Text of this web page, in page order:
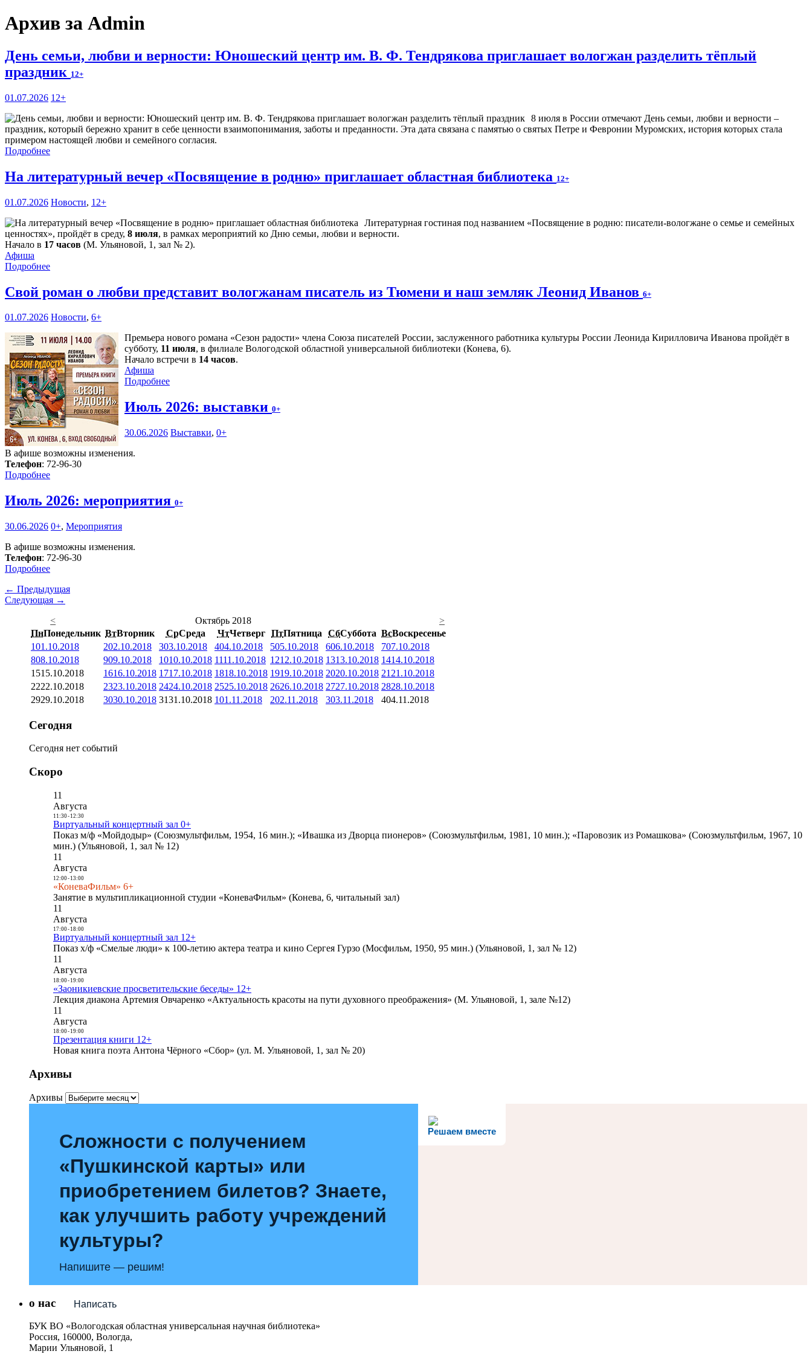
Архив за Admin
День семьи, любви и верности: Юношеский центр им. В. Ф. Тендрякова приглашает вологжан разделить тёплый
праздник 12+
01.07.2026 12+
8 июля в России отмечают День семьи, любви и верности –
праздник, который бережно хранит в себе ценности взаимопонимания, заботы и преданности. Эта дата связана с памятью о святых Петре и Февронии Муромских, история которых стала
примером настоящей любви и семейного согласия.
Подробнее
На литературный вечер «Посвящение в родню» приглашает областная библиотека 12+
01.07.2026 Новости, 12+
Литературная гостиная под названием «Посвящение в родню: писатели-вологжане о семье и семейных
ценностях», пройдёт в среду, 8 июля, в рамках мероприятий ко Дню семьи, любви и верности.
Начало в 17 часов (М. Ульяновой, 1, зал № 2).
Афиша
Подробнее
Свой роман о любви представит вологжанам писатель из Тюмени и наш земляк Леонид Иванов 6+
01.07.2026 Новости, 6+
Премьера нового романа «Сезон радости» члена Союза писателей России, заслуженного работника культуры России Леонида Кирилловича Иванова пройдёт в
субботу, 11 июля, в филиале Вологодской областной универсальной библиотеки (Конева, 6).
Начало встречи в 14 часов.
Афиша
Подробнее
Июль 2026: выставки 0+
30.06.2026 Выставки, 0+
В афише возможны изменения.
Телефон: 72-96-30
Подробнее
Июль 2026: мероприятия 0+
30.06.2026 0+, Мероприятия
В афише возможны изменения.
Телефон: 72-96-30
Подробнее
← Предыдущая
Следующая →
<
Октябрь 2018
>
ПнПонедельник ВтВторник СрСреда ЧтЧетверг ПтПятница СбСуббота ВсВоскресенье
101.10.2018 202.10.2018 303.10.2018 404.10.2018 505.10.2018 606.10.2018 707.10.2018
808.10.2018 909.10.2018 1010.10.2018 1111.10.2018 1212.10.2018 1313.10.2018 1414.10.2018
1515.10.2018 1616.10.2018 1717.10.2018 1818.10.2018 1919.10.2018 2020.10.2018 21 21.10.2018
2222.10.2018 2323.10.2018 2424.10.2018 2525.10.2018 2626.10.2018 2727.10.2018 2828.10.2018
2929.10.2018 3030.10.2018 3131.10.2018 101.11.2018 202.11.2018 303.11.2018 404.11.2018
Сегодня
Сегодня нет событий
Скоро
11
Августа
11:30- 12:30
Виртуальный концертный зал 0+
Показ м/ф «Мойдодыр» (Союзмультфильм, 1954, 16 мин.); «Ивашка из Дворца пионеров» (Союзмультфильм, 1981, 10 мин.); «Паровозик из Ромашкова» (Союзмультфильм, 1967, 10
мин.) (Ульяновой, 1, зал № 12)
11
Августа
12:00- 13:00
«КоневаФильм» 6+
Занятие в мультипликационной студии «КоневаФильм» (Конева, 6, читальный зал)
11
Августа
17:00- 18:00
Виртуальный концертный зал 12+
Показ х/ф «Смелые люди» к 100-летию актера театра и кино Сергея Гурзо (Мосфильм, 1950, 95 мин.) (Ульяновой, 1, зал № 12)
11
Августа
18:00- 19:00
«Заоникиевские просветительские беседы» 12+
Лекция диакона Артемия Овчаренко «Актуальность красоты на пути духовного преображения» (М. Ульяновой, 1, зале №12)
11
Августа
18:00- 19:00
Презентация книги 12+
Новая книга поэта Антона Чёрного «Сбор» (ул. М. Ульяновой, 1, зал № 20)
Архивы
Архивы
Решаем вместе
Сложности с получением
«Пушкинской карты» или
приобретением билетов? Знаете,
как улучшить работу учреждений
культуры?
Напишите — решим!
Написать
о нас
БУК ВО «Вологодская областная универсальная научная библиотека»
Россия, 160000, Вологда,
Марии Ульяновой, 1